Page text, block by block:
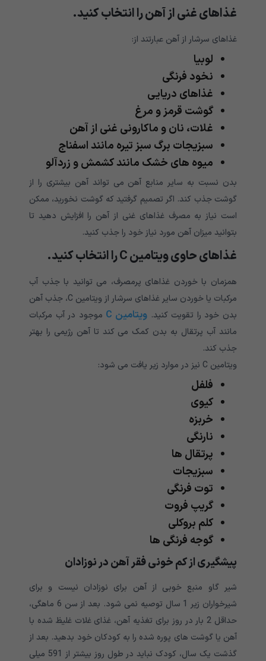
غذاهای غنی از آهن را انتخاب کنید.
غذاهای سرشار از آهن عبارتند از:
لوبیا
نخود فرنگی
غذاهای دریایی
گوشت قرمز و مرغ
غلات، نان و ماکارونی غنی از آهن
سبزیجات برگ سبز تیره مانند اسفناج
میوه های خشک مانند کشمش و زردآلو
بدن نسبت به سایر منابع آهن می تواند آهن بیشتری را از
گوشت جذب کند. اگر تصمیم گرفتید که گوشت نخورید، ممکن
است نیاز به مصرف غذاهای غنی از آهن را افزایش دهید تا
بتوانید میزان آهن مورد نیاز خود را جذب کنید.
غذاهای حاوی ویتامین را انتخاب کنید.
همزمان با خوردن غذاهای پرمصرف، می توانید با جذب آب
مرکبات یا خوردن سایر غذاهای سرشار از ویتامین C، جذب آهن
بدن خود را تقویت کنید. ویتامین C
موجود در آب مرکبات
مانند آب پرتقال به بدن کمک می کند تا آهن رژیمی را بهتر
جذب کند.
ویتامین C نیز در موارد زیر یافت می شود:
فلفل
کیوی
خربزه
نارنگی
پرتقال ها
سبزیجات
توت فرنگی
گریپ فروت
کلم بروکلی
گوجه فرنگی ها
پیشگیری از کم خونی فقر آهن در نوزادان
شیر گاو منبع خوبی از آهن برای نوزادان نیست و برای
شیرخواران زیر 1 سال توصیه نمی شود. بعد از سن 6 ماهگی،
حداقل 2 بار در روز برای تغذیه آهن، غذای غلات غلیظ شده با
آهن یا گوشت های پوره شده را به کودکان خود بدهید. بعد از
گذشت یک سال، کودک نباید در طول روز بیشتر از 591 میلی